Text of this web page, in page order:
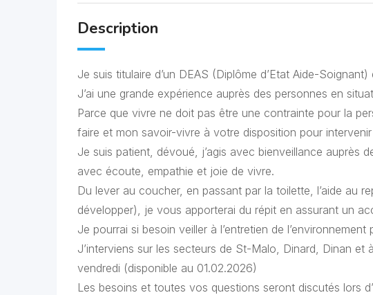
Description
Je suis titulaire d’un DEAS (Diplôme d’Etat Aide-
J’ai une grande expérience auprès des personnes en
Parce que vivre ne doit pas être une contrainte pour la
faire et mon savoir-vivre à votre disposition pour
Je suis patient, dévoué, j’agis avec bienveillance auprès
avec écoute, empathie et joie de vivre.
Du lever au coucher, en passant par la toilette, l’aide au
développer), je vous apporterai du répit en assurant un
Je pourrai si besoin veiller à l’entretien de l’environnement
J’interviens sur les secteurs de St-Malo, Dinard, Dinan
vendredi (disponible au 01.02.2026)
Les besoins et toutes vos questions seront discutés lors